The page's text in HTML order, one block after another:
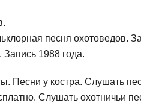
песня охотоведов.
Запись 1988 года.
Песни у костра. Слушать
Слушать охотничьи